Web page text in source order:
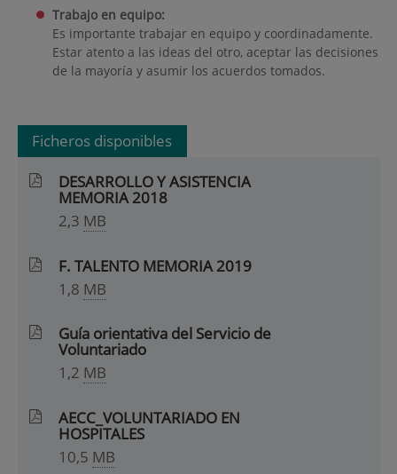
Trabajo en equipo:
Es importante trabajar en equipo y coordinadamente.
Estar atento a las ideas del otro, aceptar las decisiones
de la mayoría y asumir los acuerdos tomados.
Ficheros disponibles
DESARROLLO Y ASISTENCIA
MEMORIA 2018
2,3 MB
F. TALENTO MEMORIA 2019
1,8 MB
Guía orientativa del Servicio de
Voluntariado
1,2 MB
AECC_VOLUNTARIADO EN
HOSPITALES
10,5 MB